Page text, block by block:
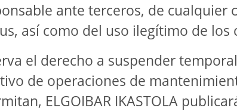
ante terceros, de
así como del uso ilegítimo de
el derecho a suspender
de operaciones de
ELGOIBAR IKASTOLA